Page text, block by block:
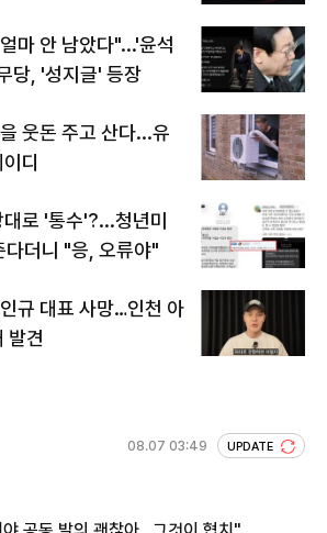
마 안 남았다"...'윤석
당, '성지글' 등장
웃돈 주고 산다...유
디
로 '통수'?...청년미
다더니 "응, 오류야"
규 대표 사망…인천 아
발견
08.07 03:49 UPDATE